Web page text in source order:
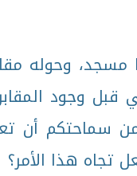
مسجد، وحوله
وجود
سماحتكم أن
تجاه هذا الأمر؟